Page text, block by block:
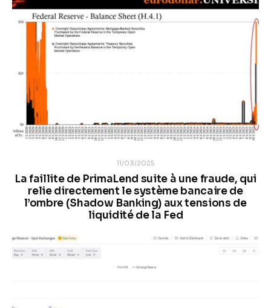
11/03/2025
La faillite de PrimaLend suite à une fraude, qui
relie directement le système bancaire de
l’ombre (Shadow Banking) aux tensions de
liquidité de la Fed